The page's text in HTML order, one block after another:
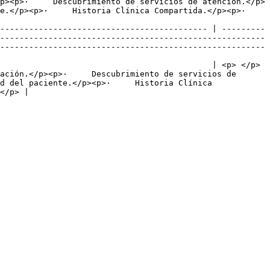
p><p>·     Historia Clínica Compartida.</p><p>·
| ---------
| <p> </p>
p><p>·     Descubrimiento de servicios de
del paciente.</p><p>·     Historia Clínica